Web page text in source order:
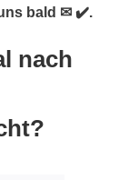
bald ✉ ✔️.
nach